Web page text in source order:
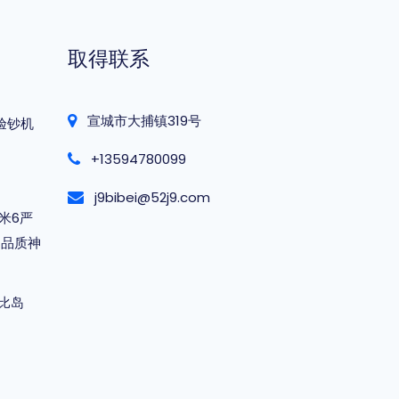
钞机
6严
质神
岛
取得联系
宣城市大捕镇319号
+13594780099
j9bibei@52j9.com